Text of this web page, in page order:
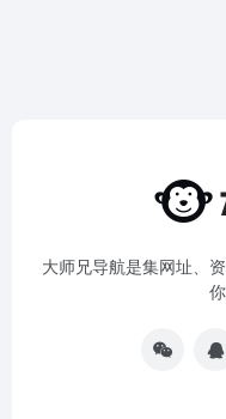
大师兄导航是集网址、